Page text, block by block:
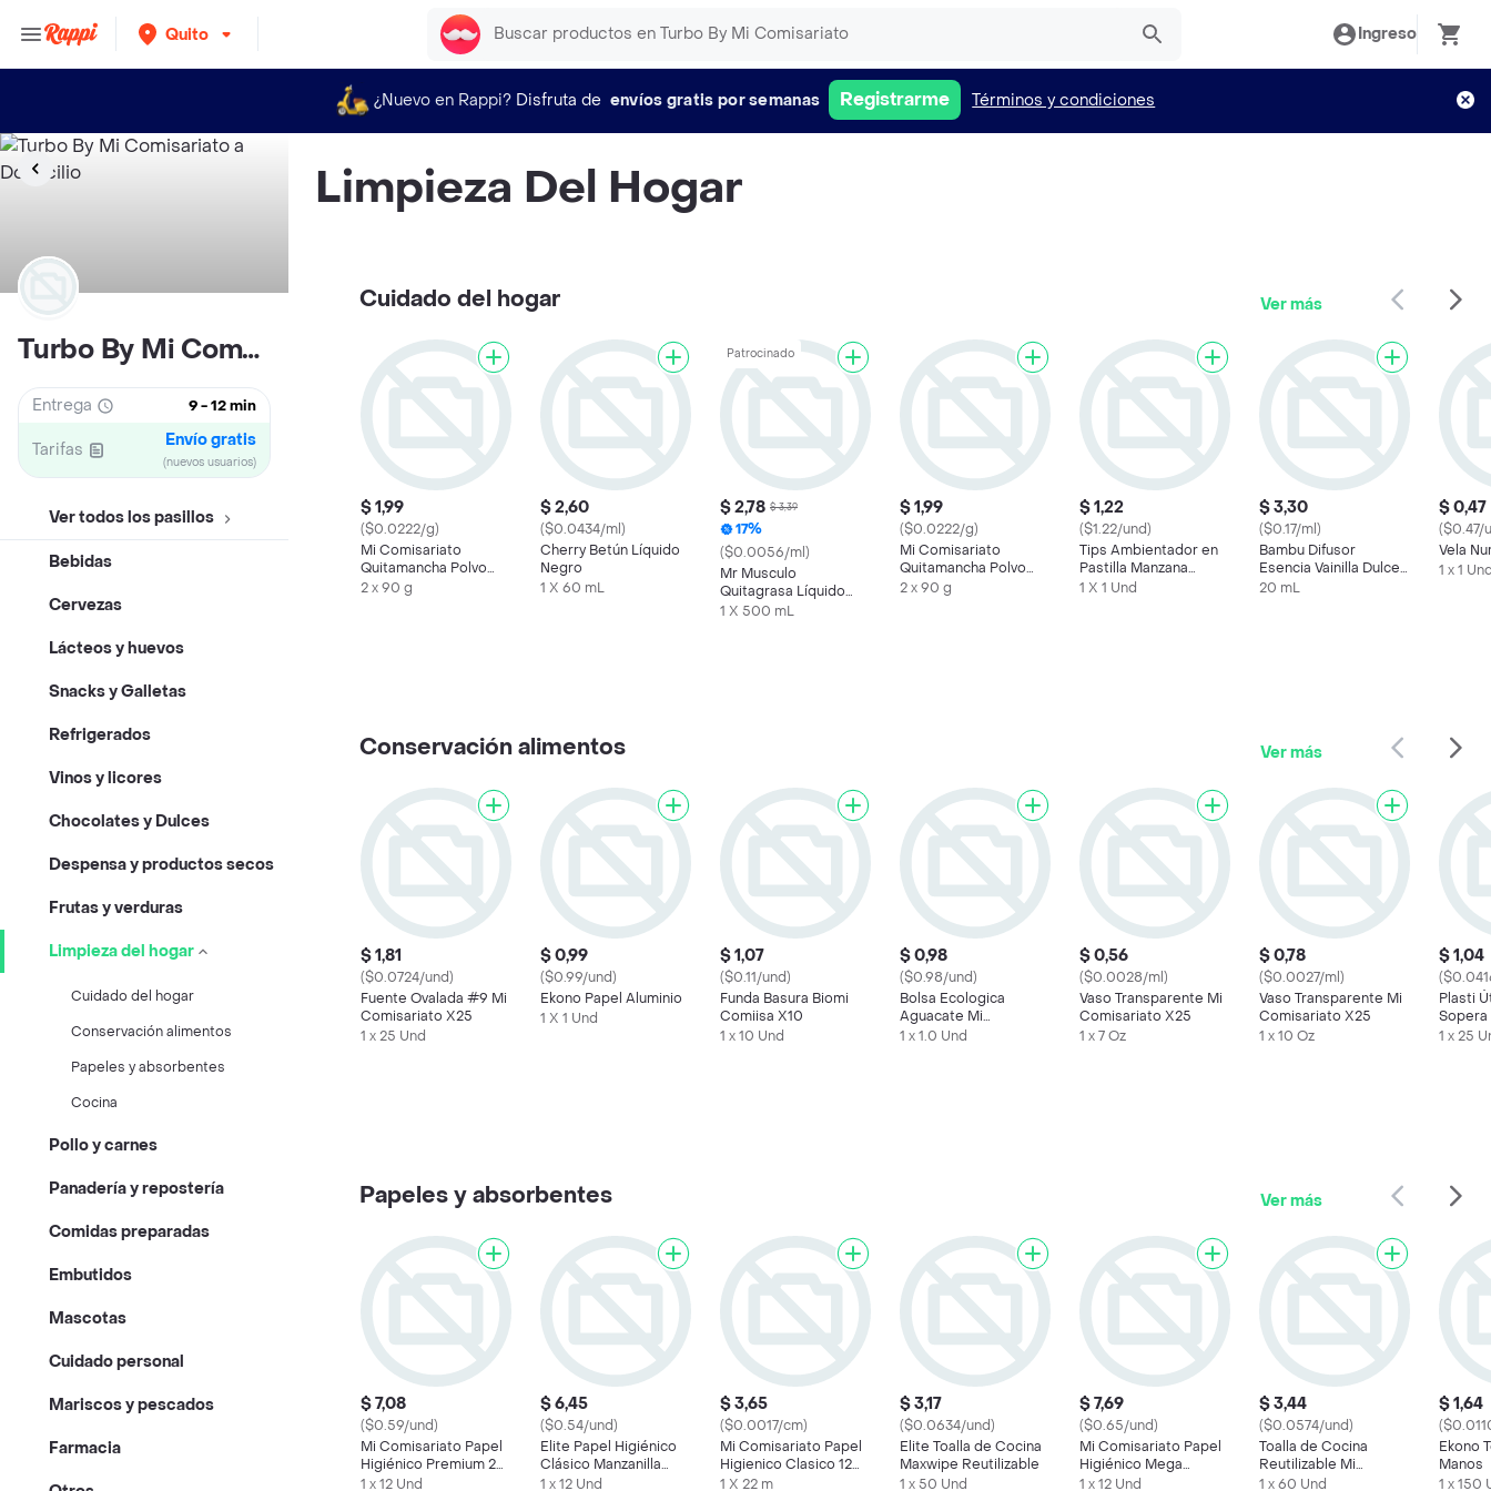
Quito Ingreso
¿Nuevo en Rappi? Disfruta de envíos gratis por semanas Registrarme Términos y condiciones
Turbo By Mi Comisariato
Entrega 9 - 12 min
Tarifas Envío gratis
(nuevos usuarios)
Ver todos los pasillos
Bebidas
Cervezas
Lácteos y huevos
Snacks y Galletas
Refrigerados
Vinos y licores
Chocolates y Dulces
Despensa y productos secos
Frutas y verduras
Limpieza del hogar
Cuidado del hogar
Conservación alimentos
Papeles y absorbentes
Cocina
Pollo y carnes
Panadería y repostería
Comidas preparadas
Embutidos
Mascotas
Cuidado personal
Mariscos y pescados
Farmacia
Limpieza Del Hogar
Cuidado del hogar Ver más
$ 1,99
($0.0222/g)
Mi Comisariato
Quitamancha Polvo
Ultra Color
2 x 90 g
$ 2,60
($0.0434/ml)
Cherry Betún Líquido
Negro
1 X 60 mL
Patrocinado
$ 2,78 $ 3,39
17%
($0.0056/ml)
Mr Musculo
Quitagrasa Líquido
Naranja Repuesto
1 X 500 mL
$ 1,99
($0.0222/g)
Mi Comisariato
Quitamancha Polvo
Blanco Total
2 x 90 g
$ 1,22
($1.22/und)
Tips Ambientador en
Pastilla Manzana
Canela
1 X 1 Und
$ 3,30
($0.17/ml)
Bambu Difusor
Esencia Vainilla Dulce
20 mL
20 mL
$ 0,47
($0.47/
Vela
1 x 1
Conservación alimentos Ver más
$ 1,81
($0.0724/und)
Fuente Ovalada #9 Mi
Comisariato X25
1 x 25 Und
$ 0,99
($0.99/und)
Ekono Papel Aluminio
1 X 1 Und
$ 1,07
($0.11/und)
Funda Basura Biomi
Comiisa X10
1 x 10 Und
$ 0,98
($0.98/und)
Bolsa Ecologica
Aguacate Mi
Comisariato
1 x 1.0 Und
$ 0,56
($0.0028/ml)
Vaso Transparente Mi
Comisariato X25
1 x 7 Oz
$ 0,78
($0.0027/ml)
Vaso Transparente Mi
Comisariato X25
1 x 10 Oz
$ 1,04
Plasti
1 x 25
Papeles y absorbentes Ver más
$ 7,08
($0.59/und)
Mi Comisariato Papel
Higiénico Premium 2
en 1
1 x 12 Und
$ 6,45
($0.54/und)
Elite Papel Higiénico
Clásico Manzanilla
Doble Hoja
1 x 12 Und
$ 3,65
($0.0017/cm)
Mi Comisariato Papel
Higienico Clasico 12
Rollos de 22 m
1 X 22 m
$ 3,17
($0.0634/und)
Elite Toalla de Cocina
Maxwipe Reutilizable
1 x 50 Und
$ 7,69
($0.65/und)
Mi Comisariato Papel
Higiénico Mega
Premium
1 x 12 Und
$ 3,44
($0.0574/und)
Toalla de Cocina
Reutilizable Mi
Comisariato
1 x 60 Und
$ 1,64
Ekono
Manos
1 x 150